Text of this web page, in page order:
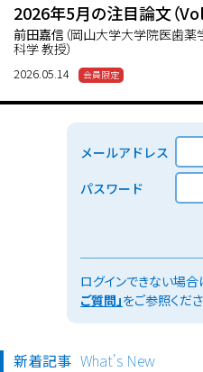
2026年5月の注目論文（
前田嘉信 （岡山大学大学院医歯薬
科学 教授）
2026.05.14
メールアドレス
パスワード
ログインできない場合
ご質問」をご参照くだ
新着記事 What's New